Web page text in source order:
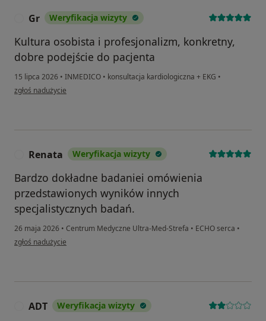
Gr Weryfikacja wizyty
Kultura osobista i profesjonalizm, konkretny,
dobre podejście do pacjenta
15 lipca 2026 • INMEDICO • konsultacja kardiologiczna + EKG •
w opinii użytkownika Gr
zgłoś nadużycie
Renata Weryfikacja wizyty
Bardzo dokładne badaniei omówienia
przedstawionych wyników innych
specjalistycznych badań.
26 maja 2026 • Centrum Medyczne Ultra-Med-Strefa • ECHO serca •
w opinii użytkownika Renata
zgłoś nadużycie
ADT Weryfikacja wizyty